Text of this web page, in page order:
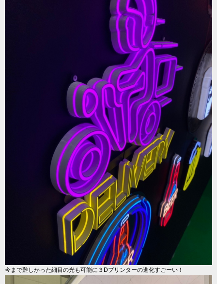
今まで難しかった細目の光も可能に３Dプリンターの進化すごーい！